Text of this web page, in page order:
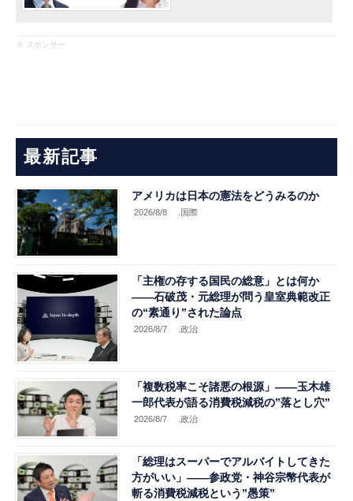
※ スポンサー
最新記事
アメリカは日本の憲法をどうみるのか
2026/8/8 .国際
「主権の存する国民の総意」とは何か
――石破茂・元総理が問う皇室典範改正
の“素通り”された論点
2026/8/7 .政治
「複数税率こそ諸悪の根源」――玉木雄
一郎代表が語る消費税減税の”落とし穴”
2026/8/7 .政治
「総理はスーパーでアルバイトしてきた
方がいい」――参政党・神谷宗幣代表が
斬る消費税減税という”愚策”